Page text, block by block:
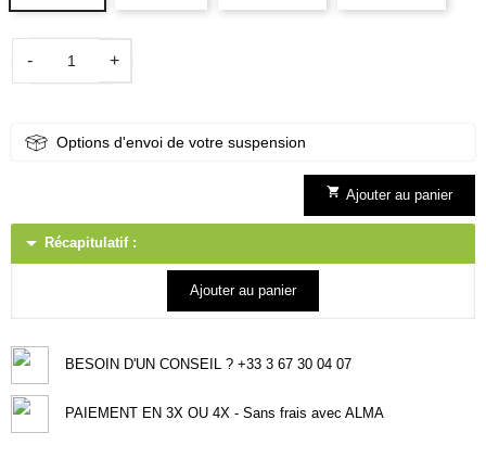
- +
Options d'envoi de votre suspension
 Ajouter au panier
arrow_drop_down Récapitulatif :
Ajouter au panier
BESOIN D'UN CONSEIL ? +33 3 67 30 04 07
PAIEMENT EN 3X OU 4X - Sans frais avec ALMA